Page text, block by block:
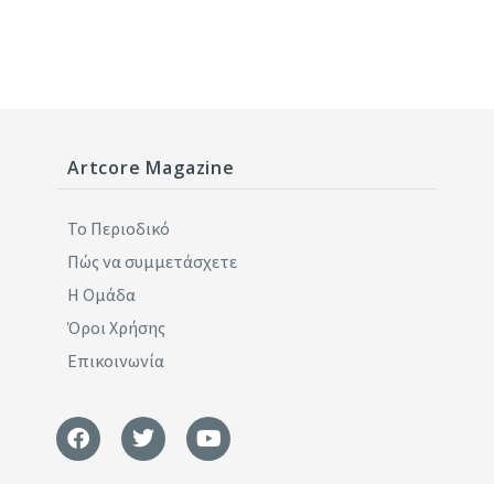
Artcore Magazine
Το Περιοδικό
Πώς να συμμετάσχετε
Η Ομάδα
Όροι Χρήσης
Επικοινωνία